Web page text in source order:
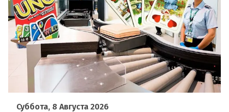
Суббота, 8 Августа 2026